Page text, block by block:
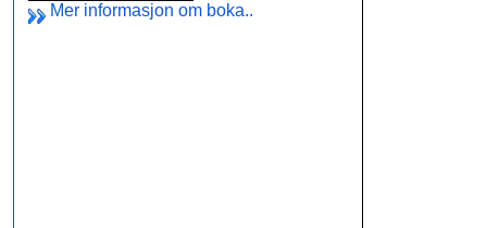
Mer informasjon om boka..